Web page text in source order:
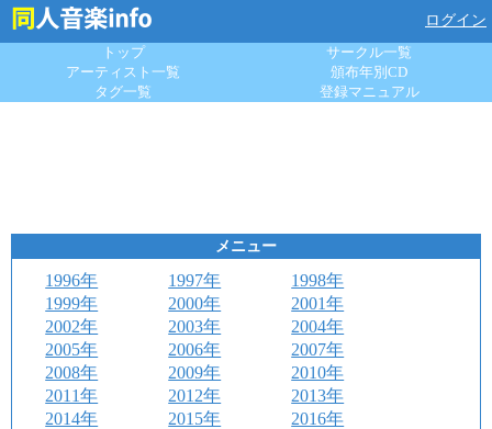
ログイン
トップ
サークル一覧
アーティスト一覧
頒布年別CD
タグ一覧
登録マニュアル
メニュー
1996年 1997年
1998年
1999年
2000年
2001年
2002年
2003年
2004年
2005年
2006年
2007年
2008年
2009年
2010年
2011年
2012年
2013年
2014年
2015年
2016年